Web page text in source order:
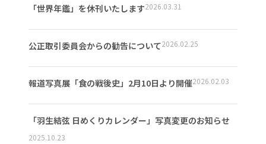
「世界年鑑」を休刊いたします2026.03.31
公正取引委員会からの勧告について2026.02.25
報道写真展「食の戦後史」2月10日より開催2026.02.03
「羽生結弦 日めくりカレンダー」写真変更のお知らせ
2025.10.23